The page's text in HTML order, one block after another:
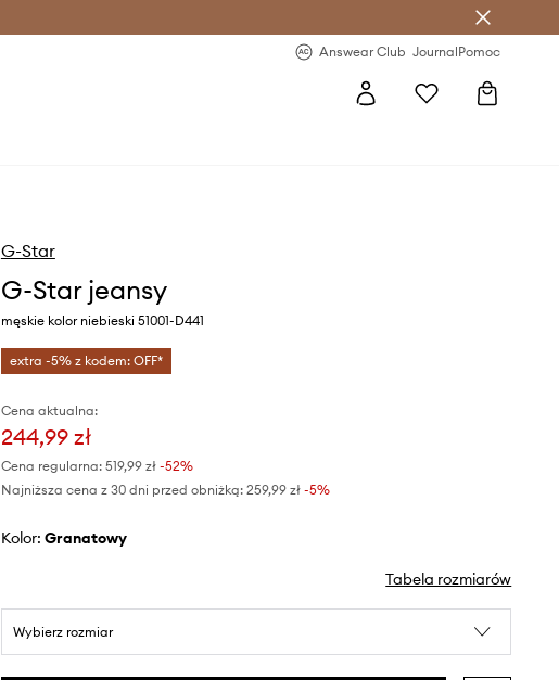
Answear Club JournalPomoc
G-Star
G-Star jeansy
męskie kolor niebieski 51001-D441
extra -5% z kodem: OFF*
Cena aktualna:
244,99 zł
Cena regularna: 519,99 zł-52%
Najniższa cena z 30 dni przed obniżką: 259,99 zł -5%
Kolor: granatowy
Tabela rozmiarów
Wybierz rozmiar